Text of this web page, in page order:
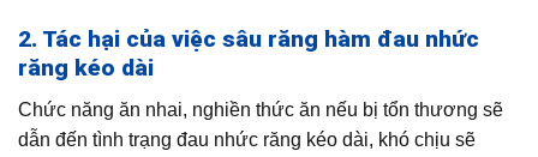
2. Tác hại của việc sâu răng hàm đau nhức
răng kéo dài
Chức năng ăn nhai, nghiền thức ăn nếu bị tổn thương sẽ
dẫn đến tình trạng đau nhức răng kéo dài, khó chịu sẽ